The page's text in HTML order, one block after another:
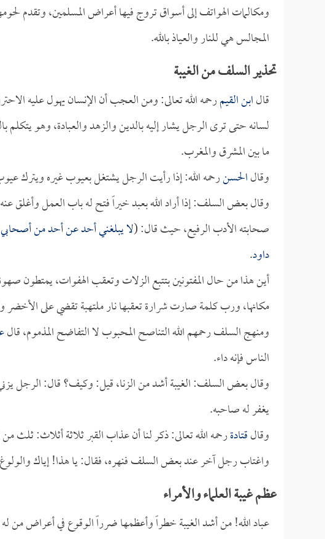
ومكالمات الهواتف إلى أسواق تروج فيها أعراض المسلمين، وتقدم
المجالس هي للنار والعياذ بالله.
تحذير السلف من الغيبة
قالابن القيمرحمه الله تعالى: ومن العجب أن الإنسان يهول عليه
لسانه حتى ترى الرجل يشار إليه بالدين والزهد والعبادة، وهو يتكلم
ما بين المشرق والمغرب.
وقالالحسنرحمه الله: إذا رأيت الرجل يشتغل بعيوب غيره ويترك
وقال بعض السلف: إذا أراد الله بعبد خيراً فتح له باب العمل وأغلق
صحابته الأدب الرفيع، حيث قال: (لا يبلغني أحد عن أحد من
داود.
أين هذا من حال المفتونين بتتبع الزلات وتعقب الهفوات، يمتطون
مكانها، ورب كلمة صارت شرارة تعقبها نار ملتهبة تقضي على الأخضر
ومنهج السلف رحمهم الله التناصح المحبوب لا التفاضح المذموم، قال
الناس فإنه داء.
وقال بعض السلف: الغيبة أشد من الزنا، قيل: وكيف؟ قال: الرجل
يغفر له صاحبه.
وقالقتادةرحمه الله تعالى: ذكر لنا أن عذاب القبر ثلاثة أثلاث: ثلث
واغتاب رجل آخر عند بعض السلف فنهره، فقال: يا هذا! إياك
عظم غيبة العلماء والأمراء
عباد الله! من أشد الغيبة خطراً وأعظمها ضرراً الوقوع في أعراض من